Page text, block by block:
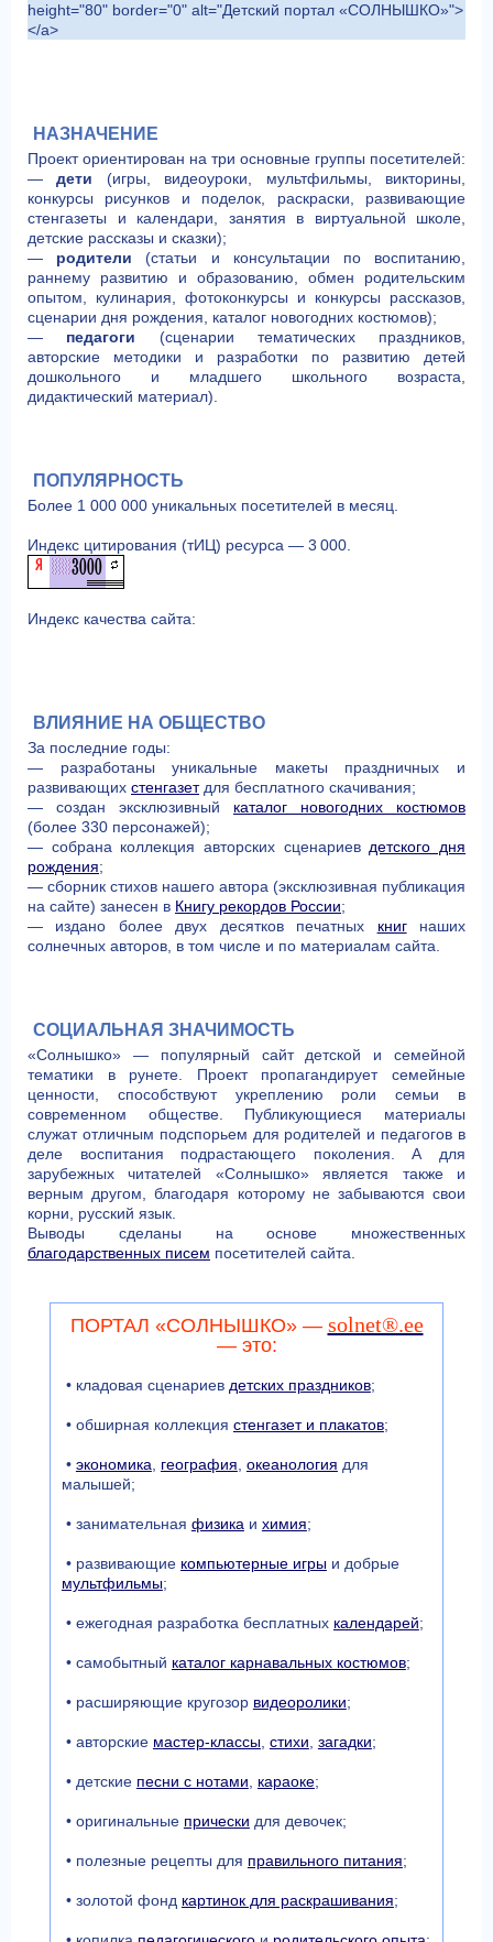
height="80" border="0" alt="Детский портал «СОЛНЫШКО»">
</a>
НАЗНАЧЕНИЕ
Проект ориентирован на три основные группы посетителей:
—дети (игры, видеоуроки, мультфильмы, викторины,
конкурсы рисунков и поделок, раскраски, развивающие
стенгазеты и календари, занятия в виртуальной школе,
детские рассказы и сказки);
— родители (статьи и консультации по воспитанию,
раннему развитию и образованию, обмен родительским
опытом, кулинария, фотоконкурсы и конкурсы рассказов,
сценарии дня рождения, каталог новогодних костюмов);
— педагоги (сценарии тематических праздников,
авторские методики и разработки по развитию детей
дошкольного и младшего школьного возраста,
дидактический материал).
ПОПУЛЯРНОСТЬ
Более 1 000 000 уникальных посетителей в месяц.
Индекс цитирования (тИЦ) ресурса — 3 000.
Индекс качества сайта:
ВЛИЯНИЕ НА ОБЩЕСТВО
За последние годы:
— разработаны уникальные макеты праздничных и
развивающих стенгазетдля бесплатного скачивания;
— создан эксклюзивный каталог новогодних костюмов
(более 330 персонажей);
— собрана коллекция авторских сценариев детского дня
рождения;
— сборник стихов нашего автора (эксклюзивная публикация
на сайте) занесен в Книгу рекордов России;
— издано более двух десятков печатных книгнаших
солнечных авторов, в том числе и по материалам сайта.
СОЦИАЛЬНАЯ ЗНАЧИМОСТЬ
«Солнышко» — популярный сайт детской и семейной
тематики в рунете. Проект пропагандирует семейные
ценности, способствуют укреплению роли семьи в
современном обществе. Публикующиеся материалы
служат отличным подспорьем для родителей и педагогов в
деле воспитания подрастающего поколения. А для
зарубежных читателей «Солнышко» является также и
верным другом, благодаря которому не забываются свои
корни, русский язык.
Выводы сделаны на основе множественных
благодарственных писем посетителей сайта.
ПОРТАЛ «СОЛНЫШКО» — solnet®.ee
— это:
• кладовая сценариев детских праздников;
• обширная коллекция стенгазет и плакатов;
• экономика география океанология для
малышей;
• занимательная физика и химия;
• развивающие компьютерные игрыи добрые
мультфильмы;
• ежегодная разработка бесплатных календарей;
• самобытный каталог карнавальных костюмов;
• расширяющие кругозор видеоролики;
• авторские мастер-классы, стихи загадки;
• детские песни с нотами караоке;
• оригинальные прически для девочек;
• полезные рецепты для правильного питания;
• золотой фонд картинок для раскрашивания;